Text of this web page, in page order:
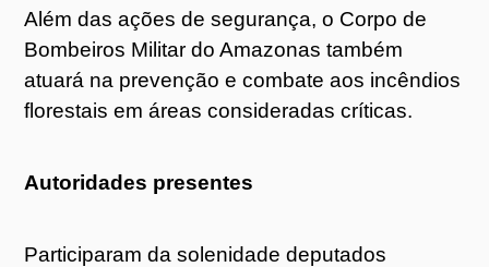
Além das ações de segurança, o Corpo de
Bombeiros Militar do Amazonas também
atuará na prevenção e combate aos incêndios
florestais em áreas consideradas críticas.
Autoridades presentes
Participaram da solenidade deputados